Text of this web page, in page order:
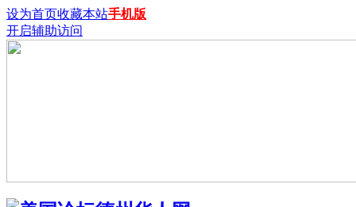
设为首页收藏本站手机版
开启辅助访问